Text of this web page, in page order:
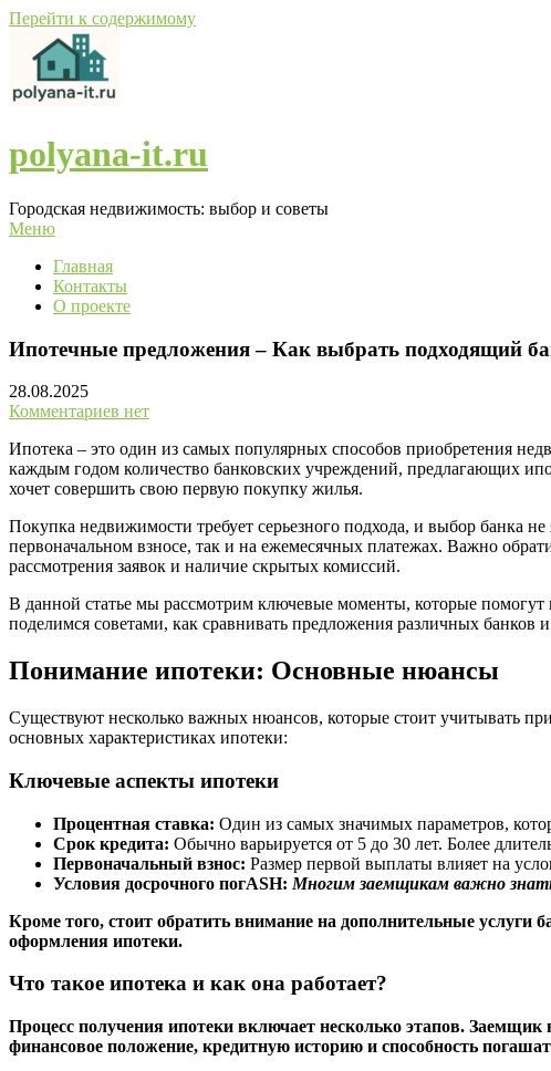
Перейти к содержимому
polyana-it.ru
Городская недвижимость: выбор и советы
Меню
Главная
Контакты
О проекте
Ипотечные предложения – Как выбрать подходящий
28.08.2025
Комментариев нет
Ипотека – это один из самых популярных способов приобретения
каждым годом количество банковских учреждений, предлагающих
хочет совершить свою первую покупку жилья.
Покупка недвижимости требует серьезного подхода, и выбор банка
первоначальном взносе, так и на ежемесячных платежах. Важно
рассмотрения заявок и наличие скрытых комиссий.
В данной статье мы рассмотрим ключевые моменты, которые
поделимся советами, как сравнивать предложения различных банков
Понимание ипотеки: Основные нюансы
Существуют несколько важных нюансов, которые стоит учитывать
основных характеристиках ипотеки:
Ключевые аспекты ипотеки
Процентная ставка: Один из самых значимых параметров,
Срок кредита: Обычно варьируется от 5 до 30 лет. Более
Первоначальный взнос: Размер первой выплаты влияет на
Условия досрочного погASH: Многим заемщикам важно
Кроме того, стоит обратить внимание на дополнительные услуги
оформления ипотеки.
Что такое ипотека и как она работает?
Процесс получения ипотеки включает несколько этапов. Заемщик
финансовое положение, кредитную историю и способность